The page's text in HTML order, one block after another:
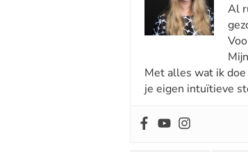
Al
Met alles wat ik
je eigen intuïtieve